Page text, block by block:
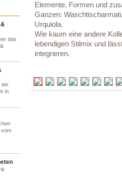
das
ein
in
vom
Elemente, Formen und
Ganzen:
Urquiola.
Wie kaum eine andere
lebendigen Stilmix und
integrieren.